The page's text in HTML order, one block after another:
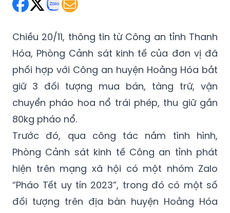
Thứ Ba 21/11/2023 11:08
Chiều 20/11, thông tin từ Công an tỉnh Thanh
Hóa, Phòng Cảnh sát kinh tế của đơn vị đã
phối hợp với Công an huyện Hoằng Hóa bắt
giữ 3 đối tượng mua bán, tàng trữ, vận
chuyển pháo hoa nổ trái phép, thu giữ gần
80kg pháo nổ.
Trước đó, qua công tác nắm tình hình,
Phòng Cảnh sát kinh tế Công an tỉnh phát
hiện trên mạng xã hội có một nhóm Zalo